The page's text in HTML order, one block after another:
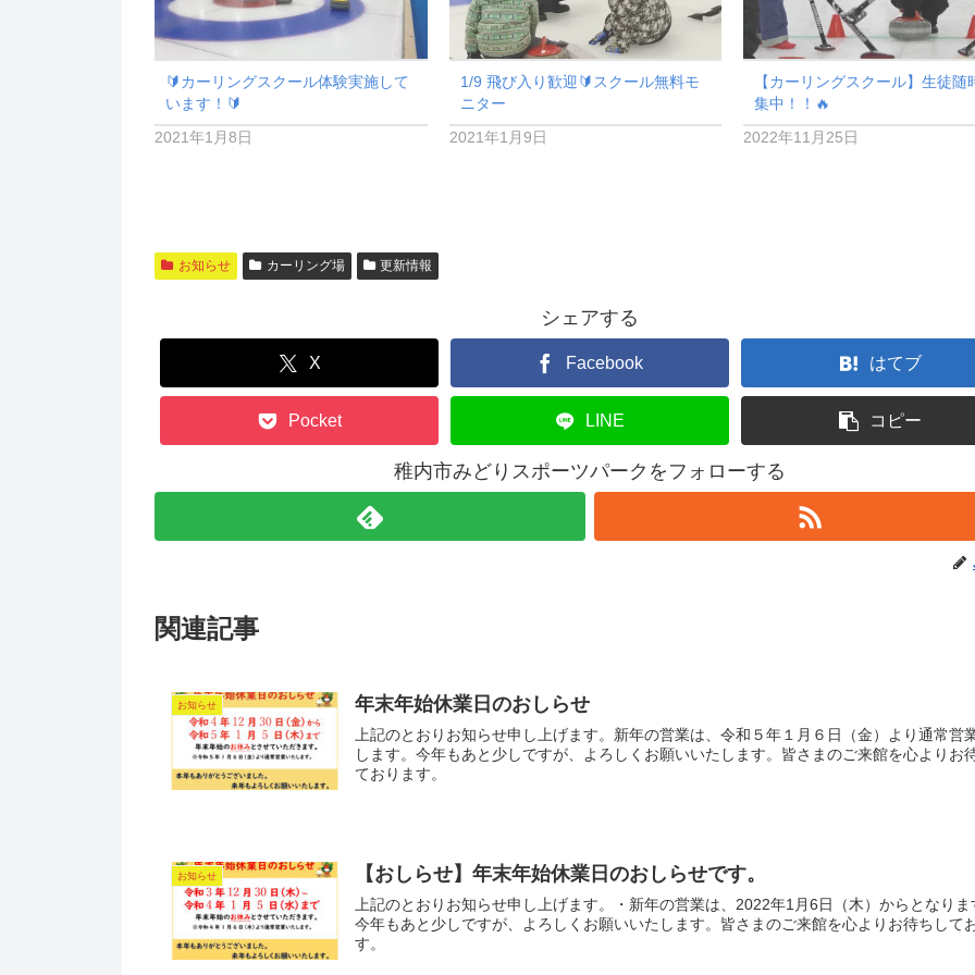
🔰カーリングスクール体験実施して
います！🔰
2021年1月8日
1/9 飛び入り歓迎🔰スクール無料モ
ニター
2021年1月9日
【カーリングスクール】生徒随
集中！！🔥
2022年11月25日
お知らせ カーリング場 更新情報
シェアする
X Facebook はてブ
Pocket LINE コピー
稚内市みどりスポーツパークをフォローする
関連記事
お知らせ 年末年始休業日のおしらせ
上記のとおりお知らせ申し上げます。新年の営業は、令和５年１月６日（金）より通常営
します。今年もあと少しですが、よろしくお願いいたします。皆さまのご来館を心よりお
ております。
お知らせ 【おしらせ】年末年始休業日のおしらせです。
上記のとおりお知らせ申し上げます。・新年の営業は、2022年1月6日（木）からとなりま
今年もあと少しですが、よろしくお願いいたします。皆さまのご来館を心よりお待ちして
す。